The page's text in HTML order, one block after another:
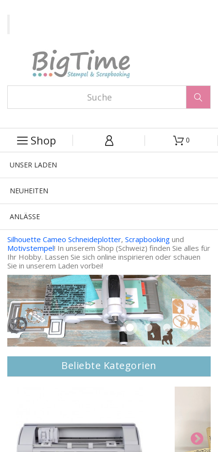

 Shop   0
UNSER LADEN
NEUHEITEN
ANLÄSSE
Silhouette Cameo Schneideplotter, Scrapbooking und
Motivstempel! In unserem Shop (Schweiz) finden Sie alles für
Ihr Hobby. Lassen Sie sich online inspirieren oder schauen
Sie in unserem Laden vorbei!
Beliebte Kategorien